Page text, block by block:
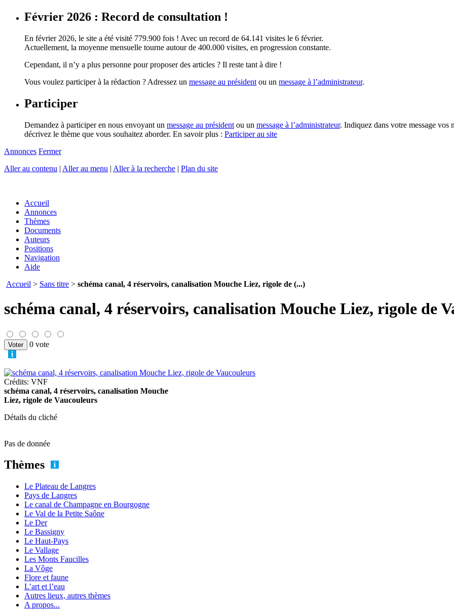
Février 2026 : Record de consultation !
En février 2026, le site a été visité 779.900 fois ! Avec un record de 64.141 visites le 6 février.
Actuellement, la moyenne mensuelle tourne autour de 400.000 visites, en progression constante.
Cependant, il n’y a plus personne pour proposer des articles ? Il reste tant à dire !
Vous voulez participer à la rédaction ? Adressez un message au président ou un message à l’administrateur.
Participer
Demandez à participer en nous envoyant un message au président ou un message à l’administrateur. Indiquez dans votre message vos
décrivez le thème que vous souhaitez aborder. En savoir plus : Participer au site
Annonces Fermer
Aller au contenu | Aller au menu | Aller à la recherche | Plan du site
Accueil
Annonces
Thèmes
Documents
Auteurs
Positions
Navigation
Aide
Accueil > Sans titre > schéma canal, 4 réservoirs, canalisation Mouche Liez, rigole de (...)
schéma canal, 4 réservoirs, canalisation Mouche Liez, rigole de
0 vote
Crédits: VNF
schéma canal, 4 réservoirs, canalisation Mouche
Liez, rigole de Vaucouleurs
Détails du cliché
Pas de donnée
Thèmes
Le Plateau de Langres
Pays de Langres
Le canal de Champagne en Bourgogne
Le Val de la Petite Saône
Le Der
Le Bassigny
Le Haut-Pays
Le Vallage
Les Monts Faucilles
La Vôge
Flore et faune
L’art et l’eau
Autres lieux, autres thèmes
A propos...